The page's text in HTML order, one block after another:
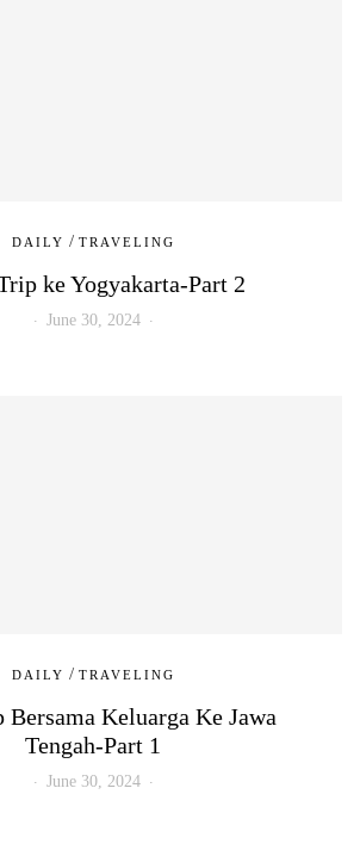
DAILY / TRAVELING
ke Yogyakarta-Part 2
June 30, 2024
DAILY / TRAVELING
Bersama Keluarga Ke Jawa
Tengah-Part 1
June 30, 2024